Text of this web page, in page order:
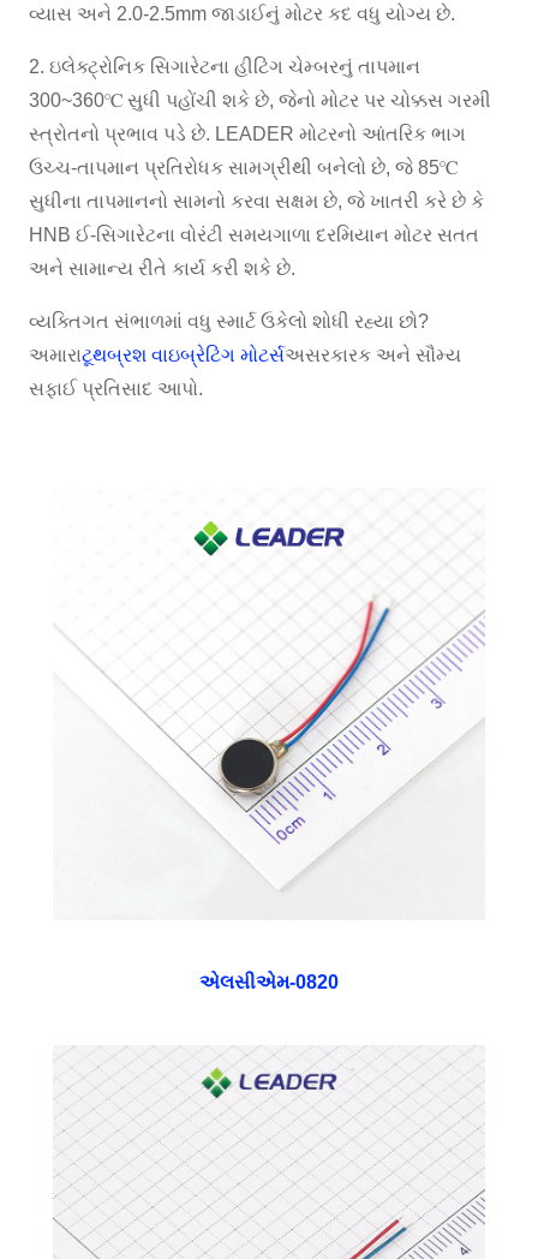
વ્યાસ અને 2.0-2.5mm જાડાઈનું મોટર કદ વધુ યોગ્ય છે.
2. ઇલેક્ટ્રોનિક સિગારેટના હીટિંગ ચેમ્બરનું તાપમાન
300~360℃ સુધી પહોંચી શકે છે, જેનો મોટર પર ચોક્કસ ગરમી
સ્ત્રોતનો પ્રભાવ પડે છે. LEADER મોટરનો આંતરિક ભાગ
ઉચ્ચ-તાપમાન પ્રતિરોધક સામગ્રીથી બનેલો છે, જે 85℃
સુધીના તાપમાનનો સામનો કરવા સક્ષમ છે, જે ખાતરી કરે છે કે
HNB ઈ-સિગારેટના વોરંટી સમયગાળા દરમિયાન મોટર સતત
અને સામાન્ય રીતે કાર્ય કરી શકે છે.
વ્યક્તિગત સંભાળમાં વધુ સ્માર્ટ ઉકેલો શોધી રહ્યા છો?
અમારાટૂથબ્રશ વાઇબ્રેટિંગ મોટર્સઅસરકારક અને સૌમ્ય
સફાઈ પ્રતિસાદ આપો.
એલસીએમ-0820